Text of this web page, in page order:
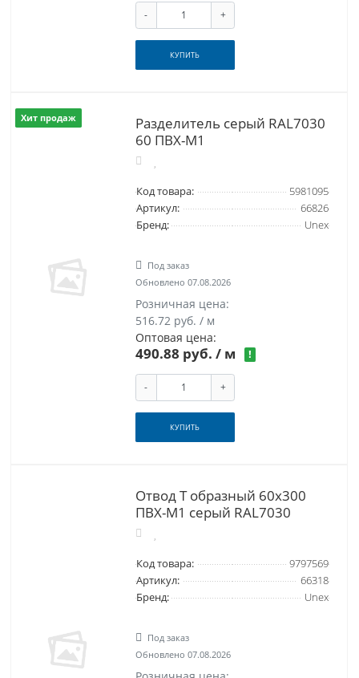
- +
КУПИТЬ
Хит продаж
Разделитель серый RAL7030
60 ПВХ-М1
Код товара:
5981095
Артикул:
66826
Бренд:
Unex
Под заказ
Обновлено 07.08.2026
Розничная цена:
516.72 руб. / м
Оптовая цена:
490.88 руб. / м !
- +
КУПИТЬ
Отвод Т образный 60x300
ПВХ-М1 серый RAL7030
Код товара:
9797569
Артикул:
66318
Бренд:
Unex
Под заказ
Обновлено 07.08.2026